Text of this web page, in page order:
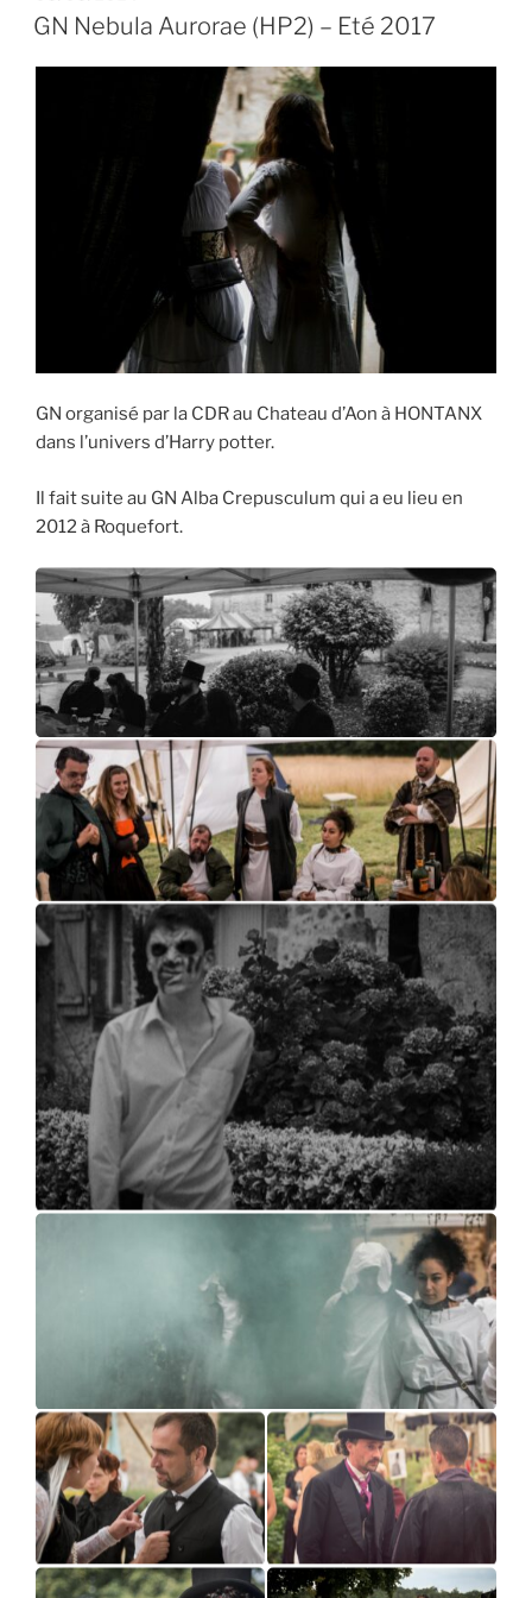
LE
GN Nebula Aurorae (HP2) – Eté 2017
GN organisé par la CDR au Chateau d’Aon à HONTANX
dans l’univers d’Harry potter.
Il fait suite au GN Alba Crepusculum qui a eu lieu en
2012 à Roquefort.